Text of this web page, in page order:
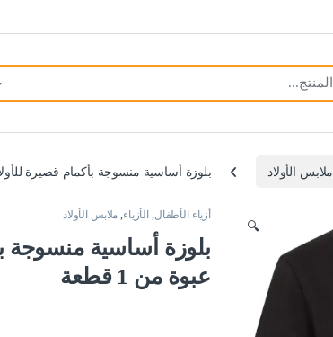
ملابس الأولاد بلوزة أساسية منسوجة بأكمام قصيرة
🔍
أزياء الأطفال, الأزياء, ملابس الأولاد
بلوزة أساسية منسوجة
عبوة من 1 قطعة